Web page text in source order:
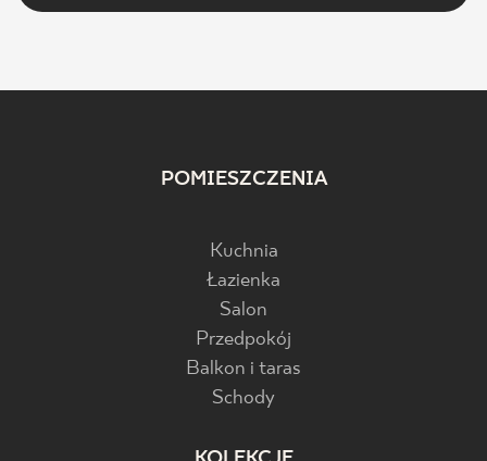
POMIESZCZENIA
Kuchnia
Łazienka
Salon
Przedpokój
Balkon i taras
Schody